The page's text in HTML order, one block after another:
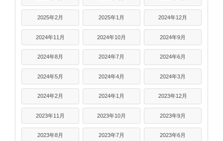
2025年2月 2025年1月 2024年12月
2024年11月 2024年10月 2024年9月
2024年8月 2024年7月 2024年6月
2024年5月 2024年4月 2024年3月
2024年2月 2024年1月 2023年12月
2023年11月 2023年10月 2023年9月
2023年8月 2023年7月 2023年6月